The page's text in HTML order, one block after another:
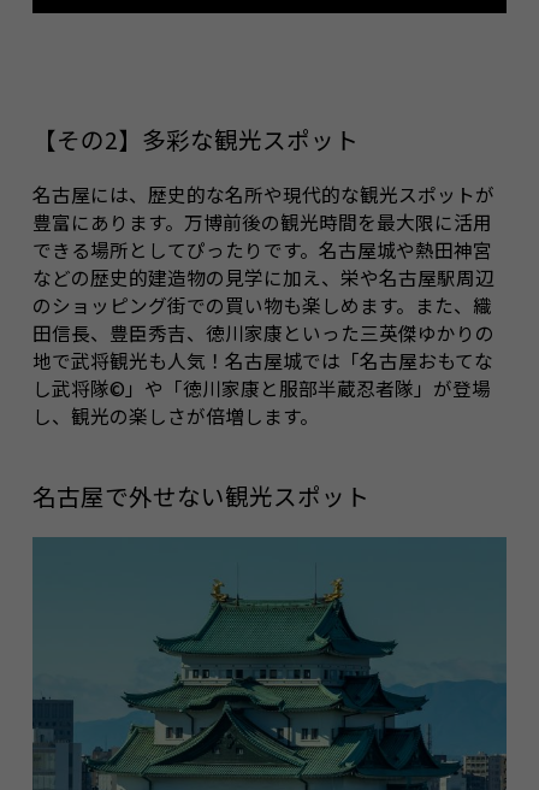
【その2】多彩な観光スポット
名古屋には、歴史的な名所や現代的な観光スポットが
豊富にあります。万博前後の観光時間を最大限に活用
できる場所としてぴったりです。名古屋城や熱田神宮
などの歴史的建造物の見学に加え、栄や名古屋駅周辺
のショッピング街での買い物も楽しめます。また、織
田信長、豊臣秀吉、徳川家康といった三英傑ゆかりの
地で武将観光も人気！名古屋城では「名古屋おもてな
し武将隊©」や「徳川家康と服部半蔵忍者隊」が登場
し、観光の楽しさが倍増します。
名古屋で外せない観光スポット